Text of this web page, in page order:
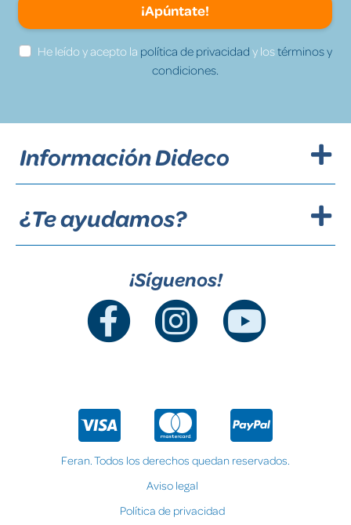
¡Apúntate!
He leído y acepto la política de privacidad y lostérminos y
condiciones.
Información Dideco
¿Te ayudamos?
¡Síguenos!
Feran. Todos los derechos quedan reservados.
Aviso legal
Política de privacidad